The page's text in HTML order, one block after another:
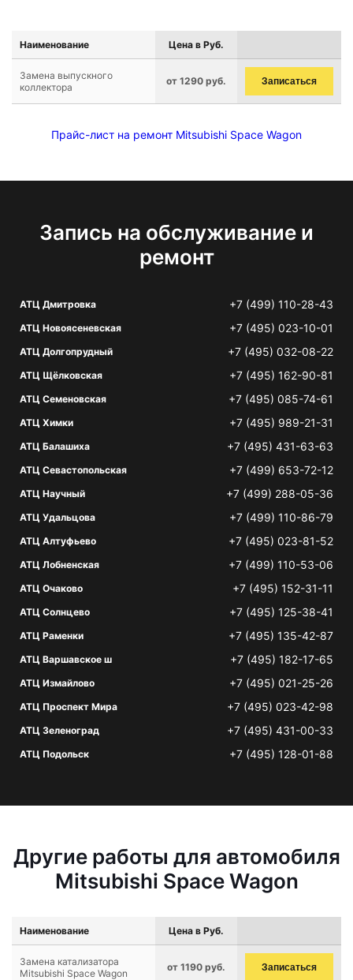
Наименование Цена в Руб.
Замена выпускного
коллектора
от 1290 руб. Записаться
Прайс-лист на ремонт Mitsubishi Space Wagon
Запись на обслуживание и
ремонт
АТЦ Дмитровка +7 (499) 110-28-43
АТЦ Новоясеневская +7 (495) 023-10-01
АТЦ Долгопрудный +7 (495) 032-08-22
АТЦ Щёлковская +7 (495) 162-90-81
АТЦ Семеновская +7 (495) 085-74-61
АТЦ Химки +7 (495) 989-21-31
АТЦ Балашиха +7 (495) 431-63-63
АТЦ Севастопольская +7 (499) 653-72-12
АТЦ Научный +7 (499) 288-05-36
АТЦ Удальцова +7 (499) 110-86-79
АТЦ Алтуфьево +7 (495) 023-81-52
АТЦ Лобненская +7 (499) 110-53-06
АТЦ Очаково +7 (495) 152-31-11
АТЦ Солнцево +7 (495) 125-38-41
АТЦ Раменки +7 (495) 135-42-87
АТЦ Варшавское ш +7 (495) 182-17-65
АТЦ Измайлово +7 (495) 021-25-26
АТЦ Проспект Мира +7 (495) 023-42-98
АТЦ Зеленоград +7 (495) 431-00-33
АТЦ Подольск +7 (495) 128-01-88
Другие работы для автомобиля
Mitsubishi Space Wagon
Наименование Цена в Руб.
Замена катализатора
Mitsubishi Space Wagon
от 1190 руб. Записаться